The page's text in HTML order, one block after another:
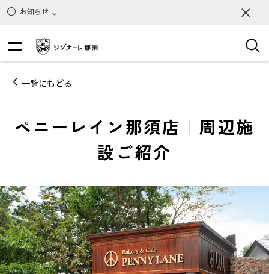
お知らせ
一覧にもどる
ペニーレイン那須店｜周辺施
設ご紹介